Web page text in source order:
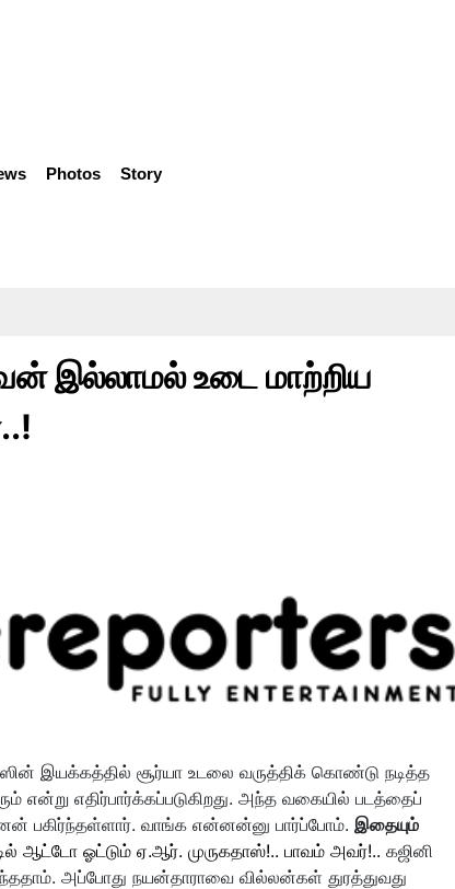
Photos Story
இல்லாமல் உடை மாற்றிய
இயக்கத்தில் சூர்யா உடலை வருத்திக் கொண்டு நடித்த
என்று எதிர்பார்க்கப்படுகிறது. அந்த வகையில் படத்தைப்
பகிர்ந்தள்ளார். வாங்க என்னன்னு பார்ப்போம். இதையும்
ஆட்டோ ஓட்டும் ஏ.ஆர். முருகதாஸ்!.. பாவம் அவர்!.. கஜினி
அப்போது நயன்தாராவை வில்லன்கள் துரத்துவது